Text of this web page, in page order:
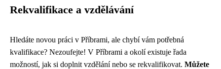
Rekvalifikace a vzdělávání
Hledáte novou práci v Příbrami, ale chybí vám potřebná
kvalifikace? Nezoufejte! V Příbrami a okolí existuje řada
možností, jak si doplnit vzdělání nebo se rekvalifikovat. Můžete